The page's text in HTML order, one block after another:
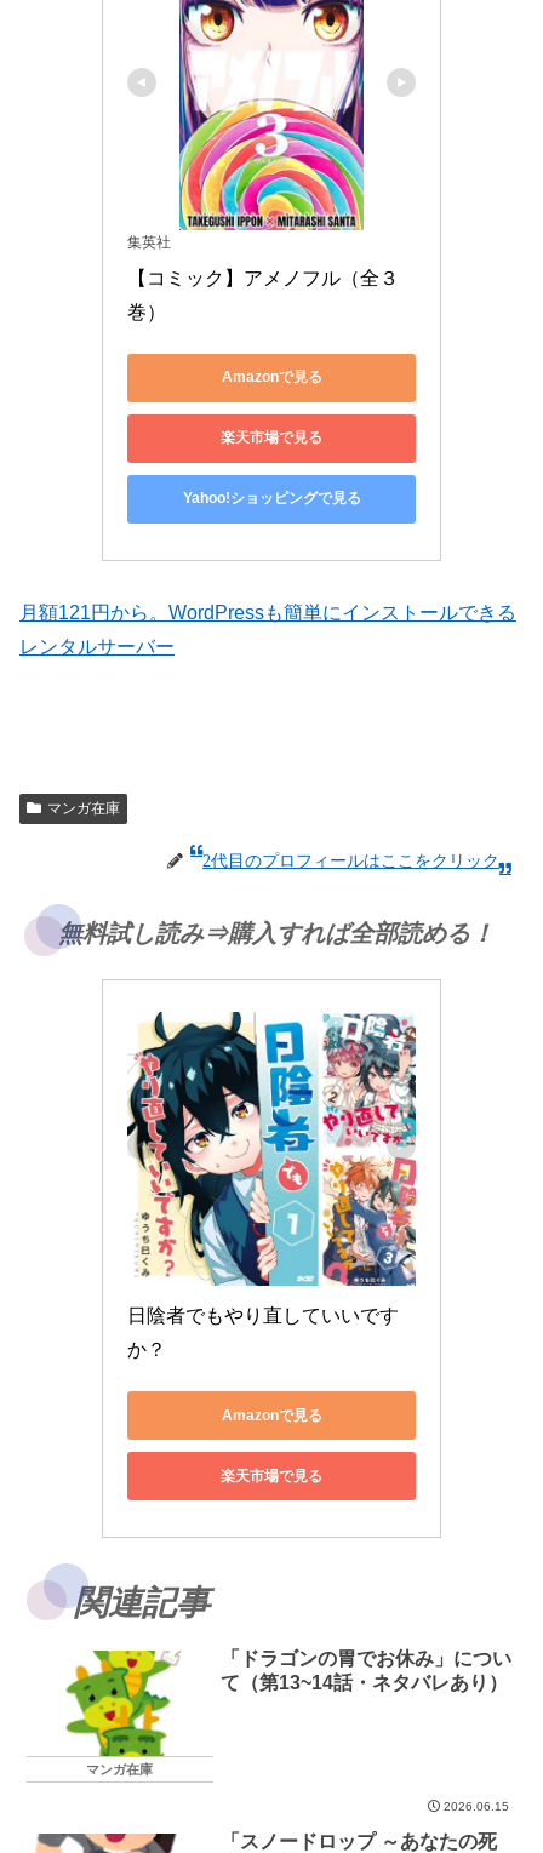
集英社
【コミック】アメノフル（全３
巻）
Amazonで見る
楽天市場で見る
Yahoo!ショッピングで見る
月額121円から。WordPressも簡単にインストールできる
レンタルサーバー
マンガ在庫
2代目のプロフィールはここをクリック
無料試し読み⇒購入すれば全部読める！
日陰者でもやり直していいです
か？
Amazonで見る
楽天市場で見る
関連記事
マンガ在庫
「ドラゴンの胃でお休み」につい
て（第13~14話・ネタバレあり）
2026.06.15
「スノードロップ ～あなたの死